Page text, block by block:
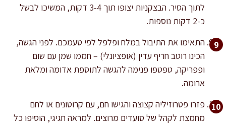
לתוך הסיר. הבצקניות יצופו תוך 3-4 דקות, המשיכו לבשל
כ-2 דקות נוספות.
התאימו את התיבול במלח ופלפל לפי טעמכם. לפני הגשה,
הכינו רוטב חריף עדין (אופציונלי) – חממו שמן עם שום
ופפריקה, טפטפו פנימה להגשה לתוספת אדומה ומלאת
ארומה.
פזרו פטרוזיליה קצוצה והגישו חם, עם קרוטונים או לחם
מחמצת לקהל של סועדים מרוצים. למראה חגיגי, הוסיפו כל